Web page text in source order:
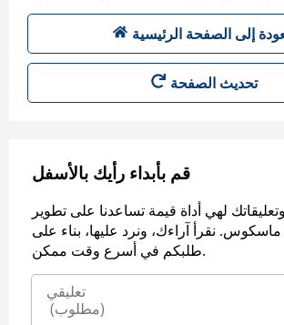
إلى الصفحة الرئيسية
تحديث الصفحة
قم بأبداء رأيك بالأسفل
لهي أداة قيمة تساعدنا على تطوير
نقرأ آراءك، ونرد عليها، بناء على
طلبكم في أسرع وقت ممكن.